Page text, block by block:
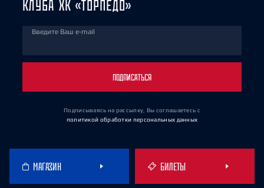
КЛУБА ХК «ТОРПЕДО»
Введите Ваш e-mail
ПОДПИСАТЬСЯ
Подписываясь на рассылку, Вы соглашаетесь с
политикой обработки персональных данных
МАГАЗИН БИЛЕТЫ